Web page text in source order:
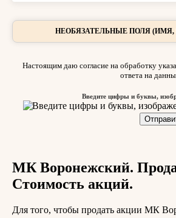
НЕОБЯЗАТЕЛЬНЫЕ ПОЛЯ
Настоящим даю согласие на обработку
ответа на
Введите цифры и буквы,
МК Воронежский.
Стоимость акций.
Для того, чтобы продать акции МК